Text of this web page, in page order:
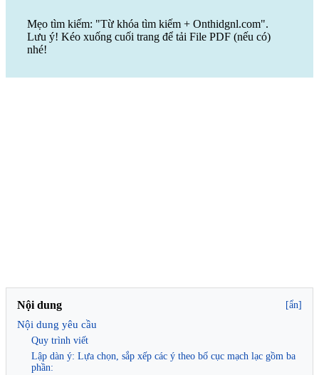
Mẹo tìm kiếm: "Từ khóa tìm kiếm + Onthidgnl.com".
Lưu ý! Kéo xuống cuối trang để tải File PDF (nếu có)
nhé!
Nội dung [ẩn]
Nội dung yêu cầu
Quy trình viết
Lập dàn ý: Lựa chọn, sắp xếp các ý theo bố cục mạch lạc gồm ba
phần: